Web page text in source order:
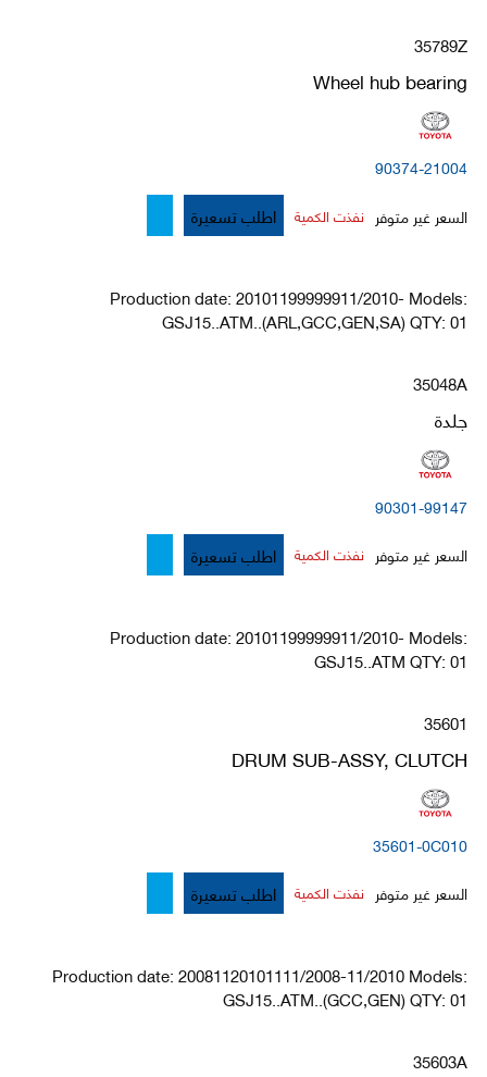
35789Z
Wheel hub bearing
90374-21004
السعر غير متوفر نفذت الكمية اطلب تسعيرة
Production date: 20101199999911/2010- Models:
GSJ15..ATM..(ARL,GCC,GEN,SA) QTY: 01
35048A
جلدة
90301-99147
السعر غير متوفر نفذت الكمية اطلب تسعيرة
Production date: 20101199999911/2010- Models:
GSJ15..ATM QTY: 01
35601
DRUM SUB-ASSY, CLUTCH
35601-0C010
السعر غير متوفر نفذت الكمية اطلب تسعيرة
Production date: 20081120101111/2008-11/2010 Models:
GSJ15..ATM..(GCC,GEN) QTY: 01
35603A